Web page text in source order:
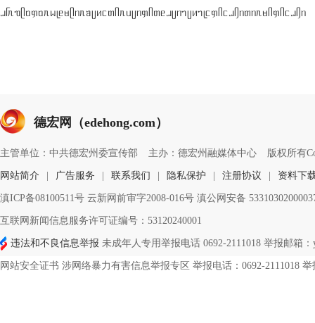
ᥘᥬᥰᥓᥫᥝᥞᥝᥰᥕᥧᥱᥛᥫᥒᥰᥑᥩᥢᥴᥖᥥᥰᥙᥩᥒᥞᥥᥖᥱᥘᥩᥒᥐᥩᥢᥐᥧᥴᥞᥥᥴᥘᥦᥒᥖᥒᥰᥛᥥᥞᥥᥴᥘᥦᥒ
德宏网（edehong.com）
主管单位：中共德宏州委宣传部 主办：德宏州融媒体中心 版权所有
网站简介 广告服务 联系我们 隐私保护 注册协议 资料下
滇ICP备08100511号 云新网前审字2008-016号 滇公网安备
互联网新闻信息服务许可证编号：53120240001
违法和不良信息举报 未成年人专用举报电话 0692-2111018 举报邮箱：
网站安全证书 涉网络暴力有害信息举报专区 举报电话：0692-2111018 举